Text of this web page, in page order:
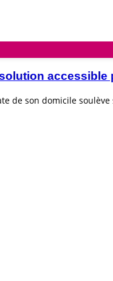
accessible
de son domicile